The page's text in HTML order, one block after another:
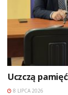
Uczczą
8 LIPCA 2026